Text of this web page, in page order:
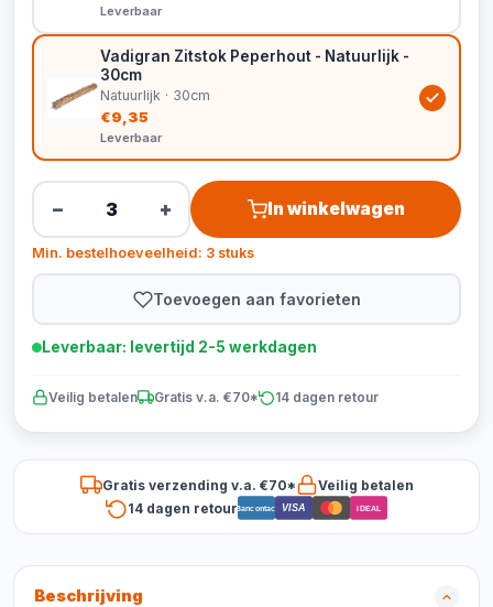
Leverbaar
Vadigran Zitstok Peperhout - Natuurlijk -
30cm
Natuurlijk · 30cm
€9,35
Leverbaar
− + In winkelwagen
Min. bestelhoeveelheid: 3 stuks
Toevoegen aan favorieten
Leverbaar: levertijd 2-5 werkdagen
Veilig betalen Gratis v.a. €70* 14 dagen retour
Gratis verzending v.a. €70*
Veilig betalen
14 dagen retourBancontact VISA iDEAL
Beschrijving